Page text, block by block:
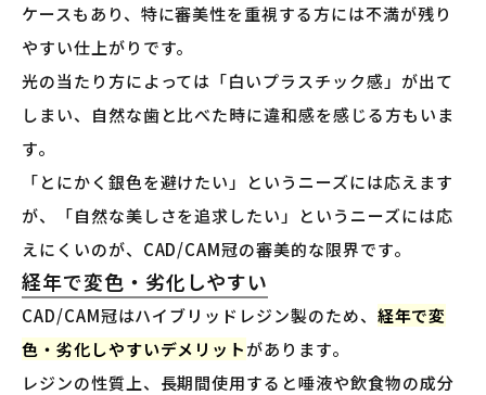
ケースもあり、特に審美性を重視する方には不満が残り
やすい仕上がりです。
光の当たり方によっては「白いプラスチック感」が出て
しまい、自然な歯と比べた時に違和感を感じる方もいま
す。
「とにかく銀色を避けたい」というニーズには応えます
が、「自然な美しさを追求したい」というニーズには応
えにくいのが、CAD/CAM冠の審美的な限界です。
経年で変色・劣化しやすい
CAD/CAM冠はハイブリッドレジン製のため、 経年で変
色・劣化しやすいデメリットがあります。
レジンの性質上、長期間使用すると唾液や飲食物の成分